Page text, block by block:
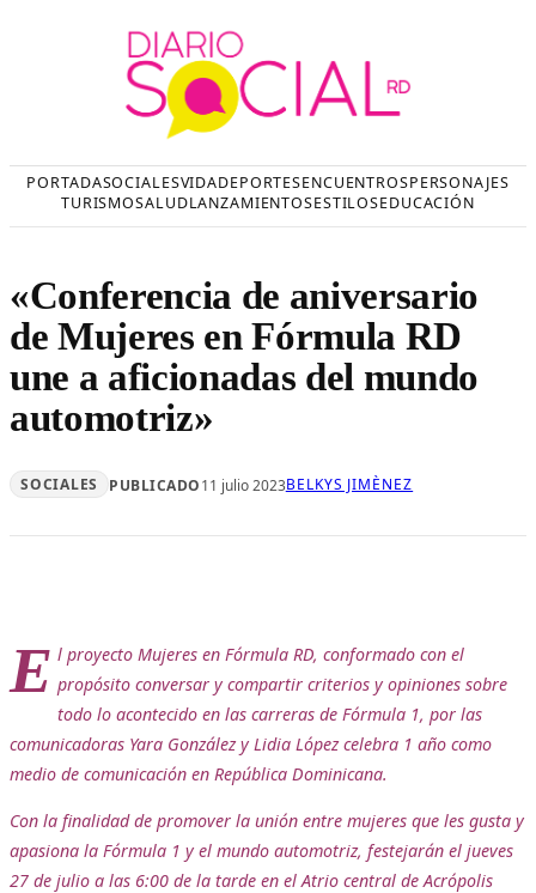
PORTADASOCIALESVIDADEPORTESENCUENTROSPERSONAJES
TURISMOSALUDLANZAMIENTOSESTILOSEDUCACIÓN
«Conferencia de aniversario
de Mujeres en Fórmula RD
une a aficionadas del mundo
automotriz»
SOCIALES PUBLICADO11 julio 2023BELKYS JIMÈNEZ
E l proyecto Mujeres en Fórmula RD, conformado con el
propósito conversar y compartir criterios y opiniones sobre
todo lo acontecido en las carreras de Fórmula 1, por las
comunicadoras Yara González y Lidia López celebra 1 año como
medio de comunicación en República Dominicana.
Con la finalidad de promover la unión entre mujeres que les gusta y
apasiona la Fórmula 1 y el mundo automotriz, festejarán el jueves
27 de julio a las 6:00 de la tarde en el Atrio central de Acrópolis